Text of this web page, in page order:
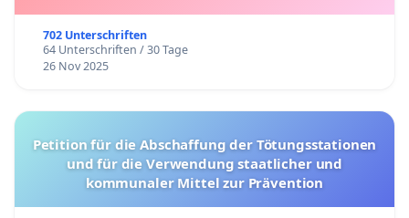
702 Unterschriften
64 Unterschriften / 30 Tage
26 Nov 2025
Petition für die Abschaffung der Tötungsstationen
und für die Verwendung staatlicher und
kommunaler Mittel zur Prävention